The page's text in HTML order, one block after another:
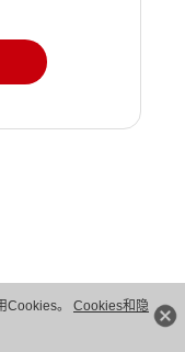
Cookies。 Cookies和隐
权利。粤A2-20044005号